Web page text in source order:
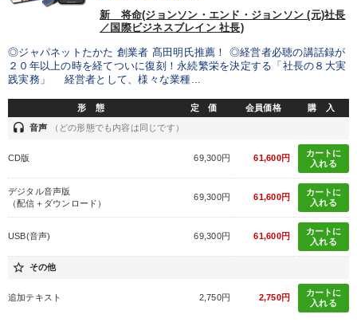
新 将命(ジョンソン・エンド・ジョンソン (元)社長
／国際ビジネスブレイン 社長)
◎ジャパネットたかた 創業者 髙田明氏推薦！ ◎経営者必聴の講話録が
２０年以上の時を経てついに復刻！永続繁栄を決定する「社長の８大実
践実務」 経営者として、様々な業種...
形 態 定 価 会員価格 購 入
headset 音声 （どの形態でも内容は同じです）
CD版 69,300円 61,600円
カートに
入れる
デジタル音声版
（配信＋ダウンロード）
69,300円 61,600円
カートに
入れる
USB(音声) 69,300円 61,600円
カートに
入れる
star_border その他
追加テキスト 2,750円 2,750円
カートに
入れる